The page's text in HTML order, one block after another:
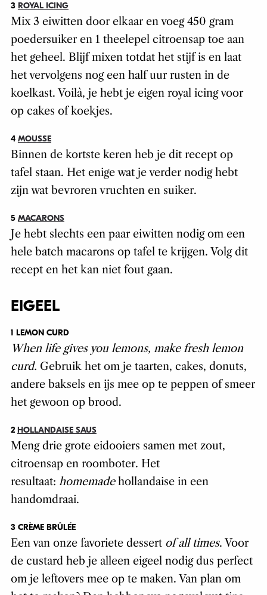
3 ROYAL ICING
Mix 3 eiwitten door elkaar en voeg 450 gram
poedersuiker en 1 theelepel citroensap toe aan
het geheel. Blijf mixen totdat het stijf is en laat
het vervolgens nog een half uur rusten in de
koelkast. Voilà, je hebt je eigen royal icing voor
op cakes of koekjes.
4 MOUSSE
Binnen de kortste keren heb je dit recept op
tafel staan. Het enige wat je verder nodig hebt
zijn wat bevroren vruchten en suiker.
5 MACARONS
Je hebt slechts een paar eiwitten nodig om een
hele batch macarons op tafel te krijgen. Volg dit
recept en het kan niet fout gaan.
EIGEEL
1 LEMON CURD
When life gives you lemons, make fresh lemon
curd. Gebruik het om je taarten, cakes, donuts,
andere baksels en ijs mee op te peppen of smeer
het gewoon op brood.
2 HOLLANDAISE SAUS
Meng drie grote eidooiers samen met zout,
citroensap en roomboter. Het
resultaat: homemadehollandaise in een
handomdraai.
3 CRÈME BRÛLÉE
Een van onze favoriete dessert of all times. Voor
de custard heb je alleen eigeel nodig dus perfect
om je leftovers mee op te maken. Van plan om